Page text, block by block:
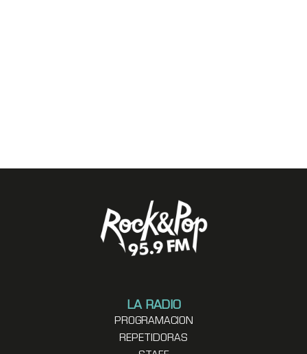
LA RADIO
PROGRAMACION
REPETIDORAS